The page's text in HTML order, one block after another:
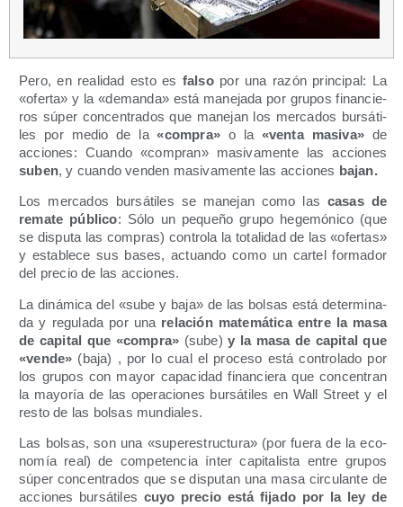
Pero, en reali­dad esto es fal­so por una razón prin­ci­pal: La
«ofer­ta» y la «deman­da» está mane­ja­da por gru­pos finan­cie­
ros súper con­cen­tra­dos que mane­jan los mer­ca­dos bur­sá­ti­
les por medio de la«com­pra» o la«ven­ta masi­va» de
accio­nes: Cuan­do «com­pran» masi­va­men­te las accio­nes
suben, y cuan­do ven­den masi­va­men­te las accio­nes bajan.
Los mer­ca­dos bur­sá­ti­les se mane­jan como las casas de
rema­te públi­co: Sólo un peque­ño gru­po hege­mó­ni­co (que
se dispu­ta las com­pras) con­tro­la la tota­li­dad de las «ofer­tas»
y esta­ble­ce sus bases, actuan­do como un car­tel for­ma­dor
del pre­cio de las acciones.
La diná­mi­ca del «sube y baja» de las bol­sas está deter­mi­na­
da y regu­la­da por una rela­ción mate­má­ti­ca entre la masa
de capi­tal que «com­pra» (sube) y la masa de capi­tal que
«ven­de» (baja) , por lo cual el pro­ce­so está con­tro­la­do por
los gru­pos con mayor capa­ci­dad finan­cie­ra que con­cen­tran
la mayo­ría de las ope­ra­cio­nes bur­sá­ti­les en Wall Street y el
res­to de las bol­sas mundiales.
Las bol­sas, son una «super­es­truc­tu­ra» (por fue­ra de la eco­
no­mía real) de com­pe­ten­cia ínter capi­ta­lis­ta entre gru­pos
súper con­cen­tra­dos que se dispu­tan una masa cir­cu­lan­te de
accio­nes bur­sá­ti­les cuyo pre­cio está fija­do por la ley de